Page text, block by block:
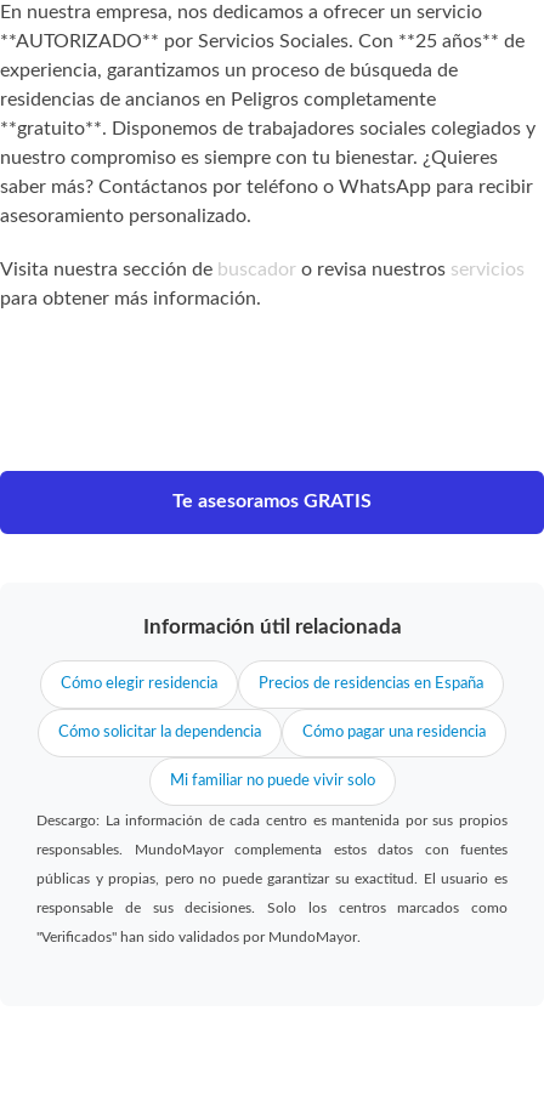
En nuestra empresa, nos dedicamos a ofrecer un servicio
**AUTORIZADO** por Servicios Sociales. Con **25 años** de
experiencia, garantizamos un proceso de búsqueda de
residencias de ancianos en Peligros completamente
**gratuito**. Disponemos de trabajadores sociales colegiados y
nuestro compromiso es siempre con tu bienestar. ¿Quieres
saber más? Contáctanos por teléfono o WhatsApp para recibir
asesoramiento personalizado.
Visita nuestra sección de buscador o revisa nuestros servicios
para obtener más información.
Te asesoramos GRATIS
Información útil relacionada
Cómo elegir residencia Precios de residencias en España
Cómo solicitar la dependencia Cómo pagar una residencia
Mi familiar no puede vivir solo
Descargo: La información de cada centro es mantenida por sus propios
responsables. MundoMayor complementa estos datos con fuentes
públicas y propias, pero no puede garantizar su exactitud. El usuario es
responsable de sus decisiones. Solo los centros marcados como
"Verificados" han sido validados por MundoMayor.